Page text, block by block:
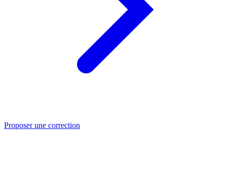
Proposer une correction